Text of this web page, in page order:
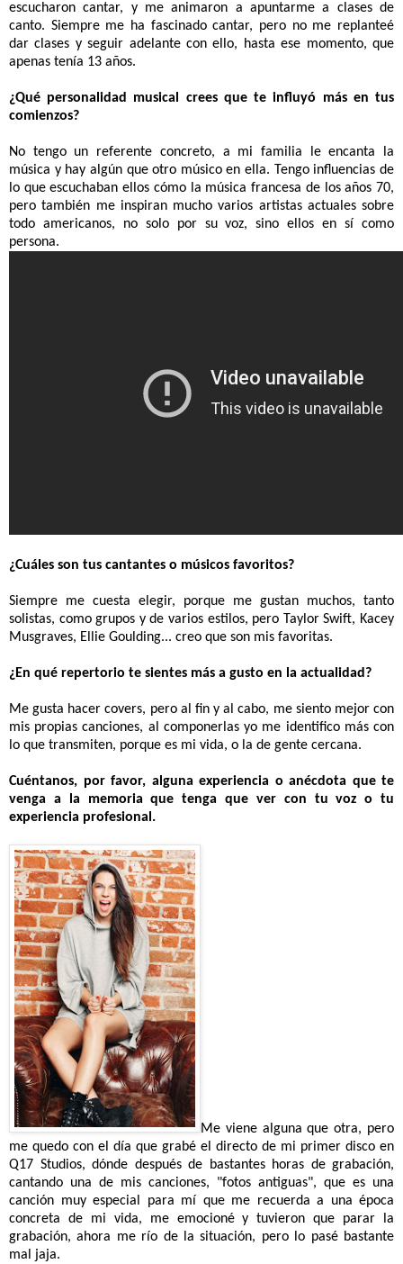
escucharon cantar, y me animaron a apuntarme a clases de
canto. Siempre me ha fascinado cantar, pero no me replanteé
dar clases y seguir adelante con ello, hasta ese momento, que
apenas tenía 13 años.
¿Qué personalidad musical crees que te influyó más en tus
comienzos?
No tengo un referente concreto, a mi familia le encanta la
música y hay algún que otro músico en ella. Tengo influencias de
lo que escuchaban ellos cómo la música francesa de los años 70,
pero también me inspiran mucho varios artistas actuales sobre
todo americanos, no solo por su voz, sino ellos en sí como
persona.
¿Cuáles son tus cantantes o músicos favoritos?
Siempre me cuesta elegir, porque me gustan muchos, tanto
solistas, como grupos y de varios estilos, pero Taylor Swift, Kacey
Musgraves, Ellie Goulding... creo que son mis favoritas.
¿En qué repertorio te sientes más a gusto en la actualidad?
Me gusta hacer covers, pero al fin y al cabo, me siento mejor con
mis propias canciones, al componerlas yo me identifico más con
lo que transmiten, porque es mi vida, o la de gente cercana.
Cuéntanos, por favor, alguna experiencia o anécdota que te
venga a la memoria que tenga que ver con tu voz o tu
experiencia profesional.
Me viene alguna que otra, pero
me quedo con el día que grabé el directo de mi primer disco en
Q17 Studios, dónde después de bastantes horas de grabación,
cantando una de mis canciones, "fotos antiguas", que es una
canción muy especial para mí que me recuerda a una época
concreta de mi vida, me emocioné ytuvieron que parar la
grabación, ahora me río de la situación, pero lo pasé bastante
mal jaja.